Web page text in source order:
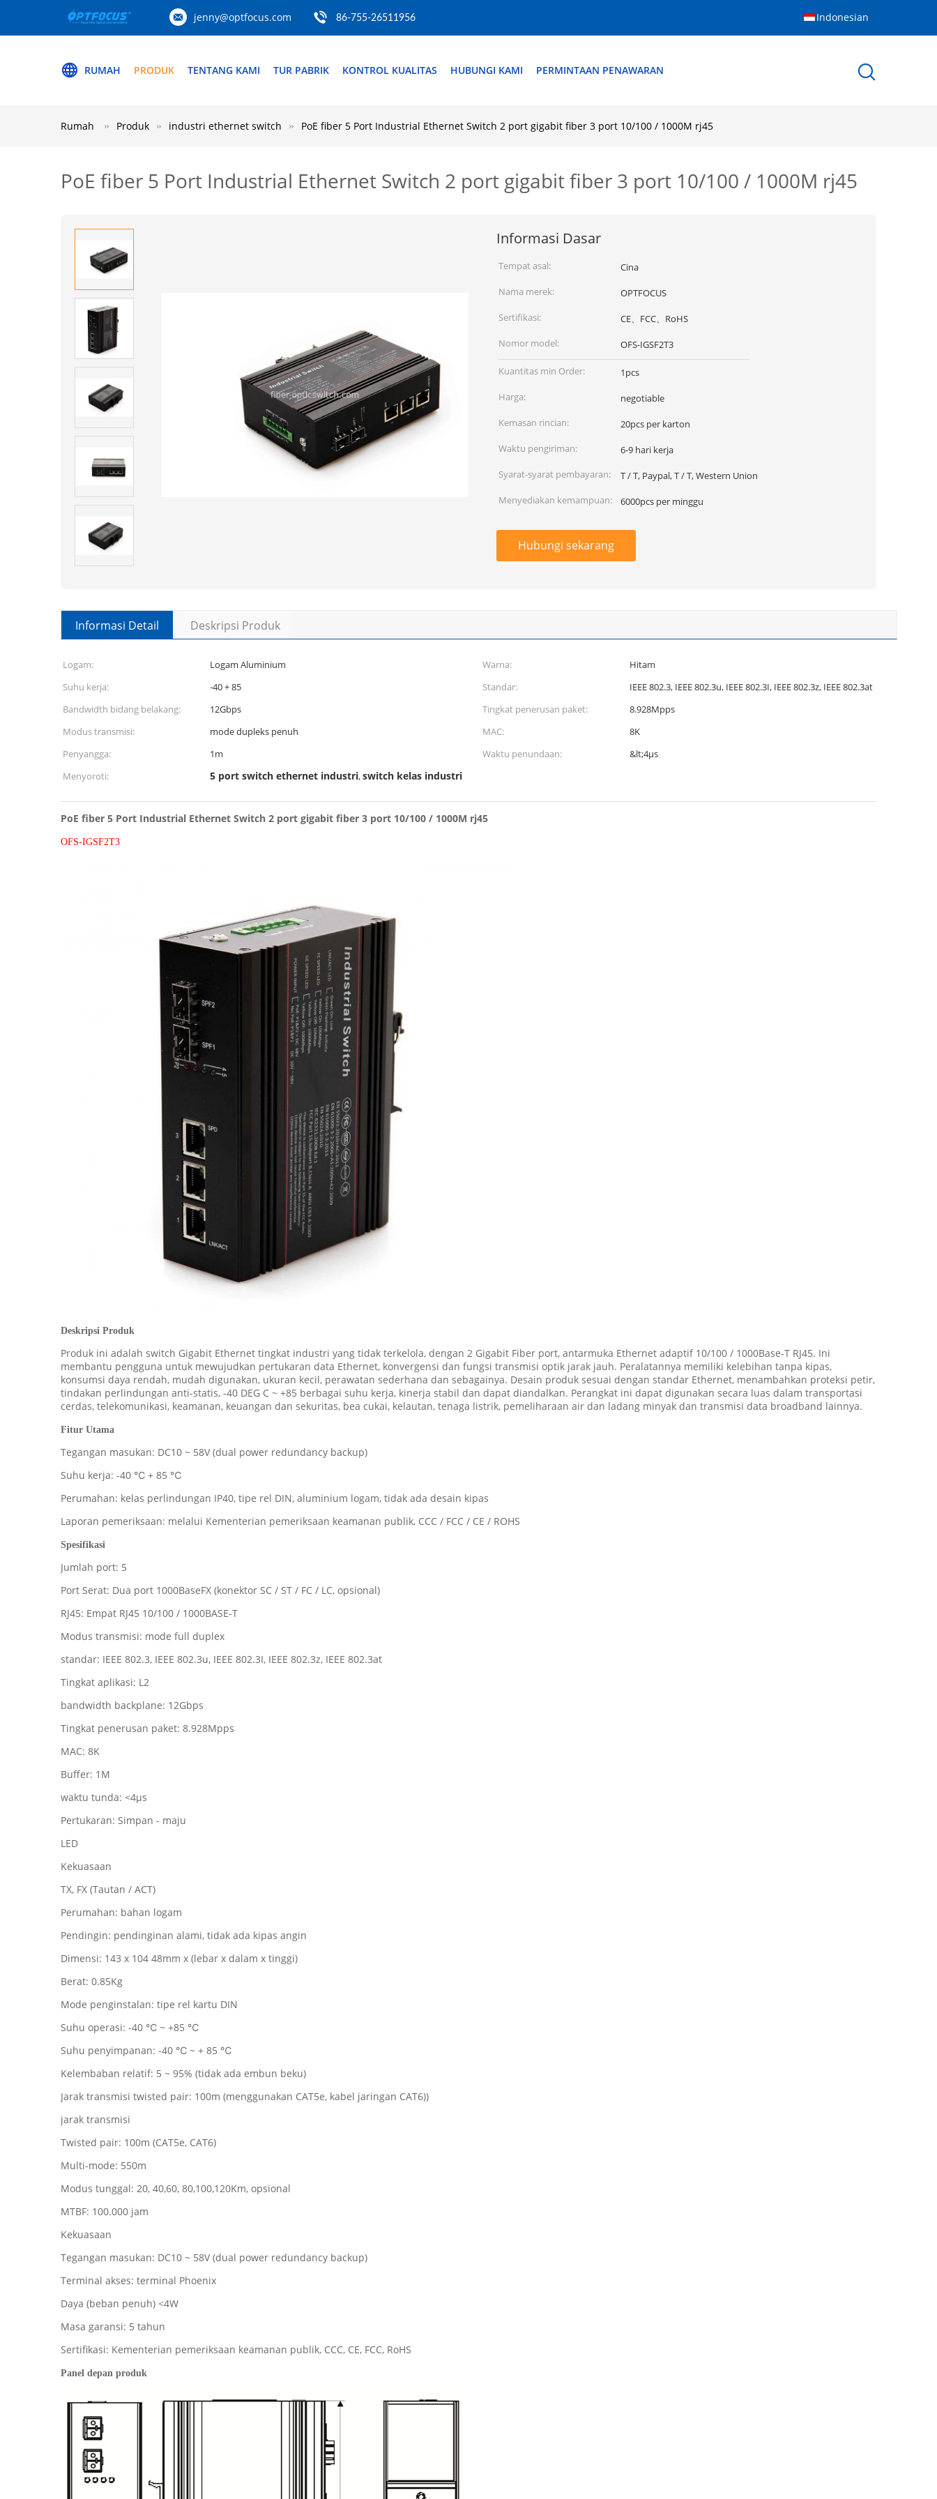
jenny@optfocus.com 86-755-26511956 Indonesian
RUMAH PRODUK TENTANG KAMI TUR PABRIK KONTROL KUALITAS HUBUNGI KAMI PERMINTAAN PENAWARAN
Rumah Produk industri ethernet switch PoE fiber 5 Port Industrial Ethernet Switch 2 port gigabit fiber 3 port 10/100 / 1000M rj45
PoE fiber 5 Port Industrial Ethernet Switch 2 port gigabit fiber 3 port 10/100 / 1000M rj45
Informasi Dasar
Tempat asal:
Cina
Nama merek:
OPTFOCUS
Sertifikasi:
CE、FCC、RoHS
Nomor model:
OFS-IGSF2T3
Kuantitas min Order:
1pcs
Harga:
negotiable
Kemasan rincian:
20pcs per karton
Waktu pengiriman:
6-9 hari kerja
Syarat-syarat pembayaran:
T / T, Paypal, T / T, Western Union
Menyediakan kemampuan:
6000pcs per minggu
Hubungi sekarang
Informasi Detail Deskripsi Produk
Logam: Logam Aluminium Warna:
Hitam
Suhu kerja:
-40 + 85 Standar:
IEEE 802.3, IEEE 802.3u, IEEE 802.3I, IEEE 802.3z, IEEE 802.3at
Bandwidth bidang belakang:
12Gbps Tingkat penerusan paket:
8.928Mpps
Modus transmisi:
mode dupleks penuh MAC:
8K
Penyangga:
1m Waktu penundaan:
&lt;4μs
Menyoroti:
5 port switch ethernet industri,switch kelas industri
PoE fiber 5 Port Industrial Ethernet Switch 2 port gigabit fiber 3 port 10/100 / 1000M rj45
OFS-IGSF2T3
Deskripsi Produk
Produk ini adalah switch Gigabit Ethernet tingkat industri yang tidak terkelola, dengan 2 Gigabit Fiber port, antarmuka Ethernet adaptif 10/100 / 1000Base-T RJ45. Ini
membantu pengguna untuk mewujudkan pertukaran data Ethernet, konvergensi dan fungsi transmisi optik jarak jauh. Peralatannya memiliki kelebihan tanpa kipas,
konsumsi daya rendah, mudah digunakan, ukuran kecil, perawatan sederhana dan sebagainya. Desain produk sesuai dengan standar Ethernet, menambahkan proteksi petir,
tindakan perlindungan anti-statis, -40 DEG C ~ +85 berbagai suhu kerja, kinerja stabil dan dapat diandalkan. Perangkat ini dapat digunakan secara luas dalam transportasi
cerdas, telekomunikasi, keamanan, keuangan dan sekuritas, bea cukai, kelautan, tenaga listrik, pemeliharaan air dan ladang minyak dan transmisi data broadband lainnya.
Fitur Utama
Tegangan masukan: DC10 ~ 58V (dual power redundancy backup)
Suhu kerja: -40 ℃ + 85 ℃
Perumahan: kelas perlindungan IP40, tipe rel DIN, aluminium logam, tidak ada desain kipas
Laporan pemeriksaan: melalui Kementerian pemeriksaan keamanan publik, CCC / FCC / CE / ROHS
Spesifikasi
Jumlah port: 5
Port Serat: Dua port 1000BaseFX (konektor SC / ST / FC / LC, opsional)
RJ45: Empat RJ45 10/100 / 1000BASE-T
Modus transmisi: mode full duplex
standar: IEEE 802.3, IEEE 802.3u, IEEE 802.3I, IEEE 802.3z, IEEE 802.3at
Tingkat aplikasi: L2
bandwidth backplane: 12Gbps
Tingkat penerusan paket: 8.928Mpps
MAC: 8K
Buffer: 1M
waktu tunda: <4μs
Pertukaran: Simpan - maju
LED
Kekuasaan
TX, FX (Tautan / ACT)
Perumahan: bahan logam
Pendingin: pendinginan alami, tidak ada kipas angin
Dimensi: 143 x 104 48mm x (lebar x dalam x tinggi)
Berat: 0.85Kg
Mode penginstalan: tipe rel kartu DIN
Suhu operasi: -40 ℃ ~ +85 ℃
Suhu penyimpanan: -40 ℃ ~ + 85 ℃
Kelembaban relatif: 5 ~ 95% (tidak ada embun beku)
Jarak transmisi twisted pair: 100m (menggunakan CAT5e, kabel jaringan CAT6))
jarak transmisi
Twisted pair: 100m (CAT5e, CAT6)
Multi-mode: 550m
Modus tunggal: 20, 40,60, 80,100,120Km, opsional
MTBF: 100.000 jam
Kekuasaan
Tegangan masukan: DC10 ~ 58V (dual power redundancy backup)
Terminal akses: terminal Phoenix
Daya (beban penuh) <4W
Masa garansi: 5 tahun
Sertifikasi: Kementerian pemeriksaan keamanan publik, CCC, CE, FCC, RoHS
Panel depan produk